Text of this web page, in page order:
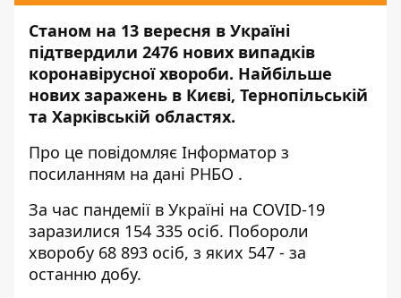
Станом на 13 вересня в Україні
підтвердили 2476 нових випадків
коронавірусної хвороби. Найбільше
нових заражень в Києві, Тернопільській
та Харківській областях.
Про це повідомляє Інформатор з
посиланням на дані РНБО .
За час пандемії в Україні на COVID-19
заразилися 154 335 осіб. Побороли
хворобу 68 893 осіб, з яких 547 - за
останню добу.